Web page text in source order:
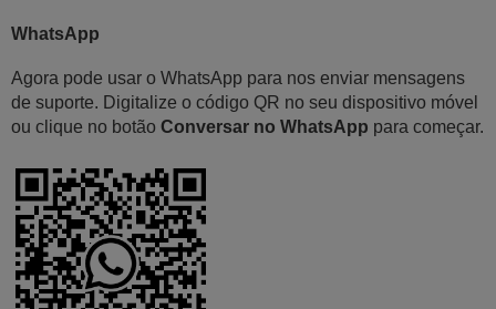
WhatsApp
Agora pode usar o WhatsApp para nos enviar mensagens
de suporte. Digitalize o código QR no seu dispositivo móvel
ou clique no botão Conversar no WhatsApp para começar.